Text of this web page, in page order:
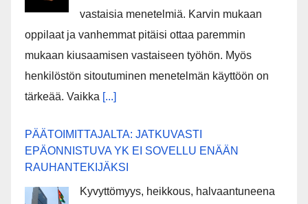
vastaisia menetelmiä. Karvin mukaan
oppilaat ja vanhemmat pitäisi ottaa paremmin
mukaan kiusaamisen vastaiseen työhön. Myös
henkilöstön sitoutuminen menetelmän käyttöön on
tärkeää. Vaikka [...]
PÄÄTOIMITTAJALTA: JATKUVASTI
EPÄONNISTUVA YK EI SOVELLU ENÄÄN
RAUHANTEKIJÄKSI
Kyvyttömyys, heikkous, halvaantuneena